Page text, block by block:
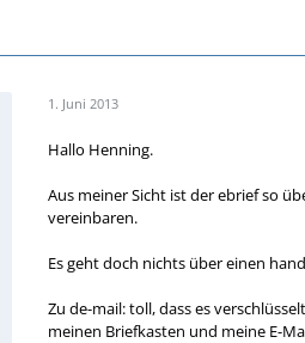
1. Juni 2013
Hallo Henning.
Aus meiner Sicht ist der ebrief so
vereinbaren.
Es geht doch nichts über einen
Zu de-mail: toll, dass es
meinen Briefkasten und meine E-